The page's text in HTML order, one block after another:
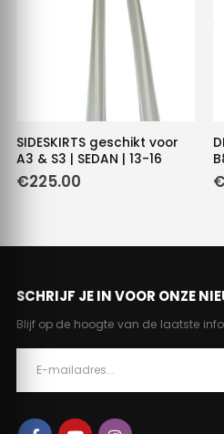
SIDESKIRTS geschikt voor
A3 & S3 | SEDAN | 13-16
€225.00 €
SCHRIJF JE IN VOOR ONZE
Blijf op de hoogte van de laatste